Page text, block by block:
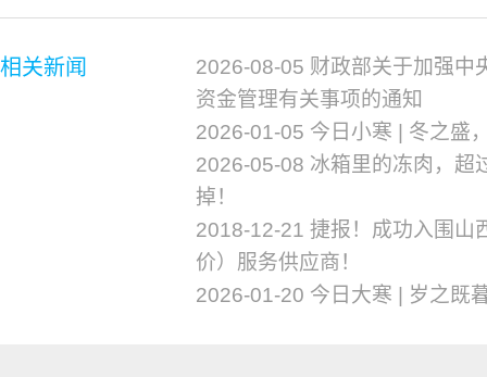
相关新闻
2026-08-05 财政部关于加强中
资金管理有关事项的通知
2026-01-05 今日小寒 | 冬之盛
2026-05-08 冰箱里的冻肉，超
掉！
2018-12-21 捷报！成功入围山
价）服务供应商！
2026-01-20 今日大寒 | 岁之既